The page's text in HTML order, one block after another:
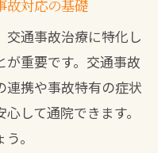
故対応の基礎
交通事故治療に特化し
重要です。交通事故
連携や事故特有の症状
して通院できます。
。